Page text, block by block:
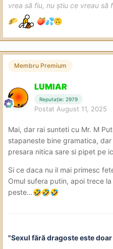
vrea să fiu, nu știu ce vreau să
🌮
🍑💦🙃
Membru Premium
LUMIAR
Reputație: 2979
Postat August 11, 2025
Mai, dar rai sunteti cu Mr. M
stapaneste bine gramatica,
presara nitica sare si pipet pe
Si ce daca nu il mai primesc
Omul sufera putin, apoi trece
peste…🤣🤣🤣
"Sexul fără dragoste este